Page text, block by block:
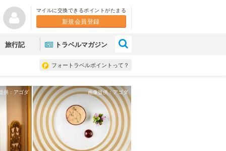
マイルに交換できるポイントがたまる
新規会員登録
旅行記 トラベルマガジン
フォートラベルポイントって？
供：アゴダ 画像提供：アゴダ